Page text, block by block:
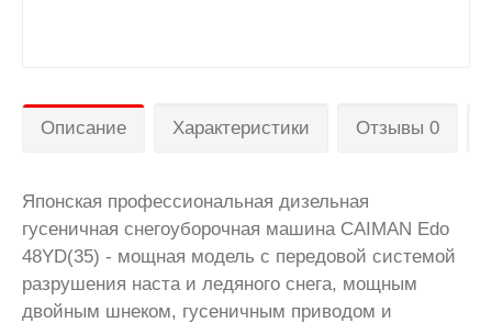
Описание Характеристики Отзывы 0
Японская профессиональная дизельная
гусеничная снегоуборочная машина CAIMAN Edo
48YD(35) - мощная модель с передовой системой
разрушения наста и ледяного снега, мощным
двойным шнеком, гусеничным приводом и